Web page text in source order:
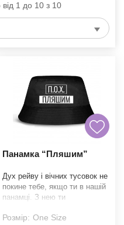
1 до 10з 10
Панамка “Пляшим”
Дух рейву і вічних тусовок не
покине тебе, якщо ти в нашій
панамці. З нею ти
Наші панамки п
Розмір: One Size